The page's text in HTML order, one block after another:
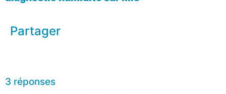
Partager
3 réponses